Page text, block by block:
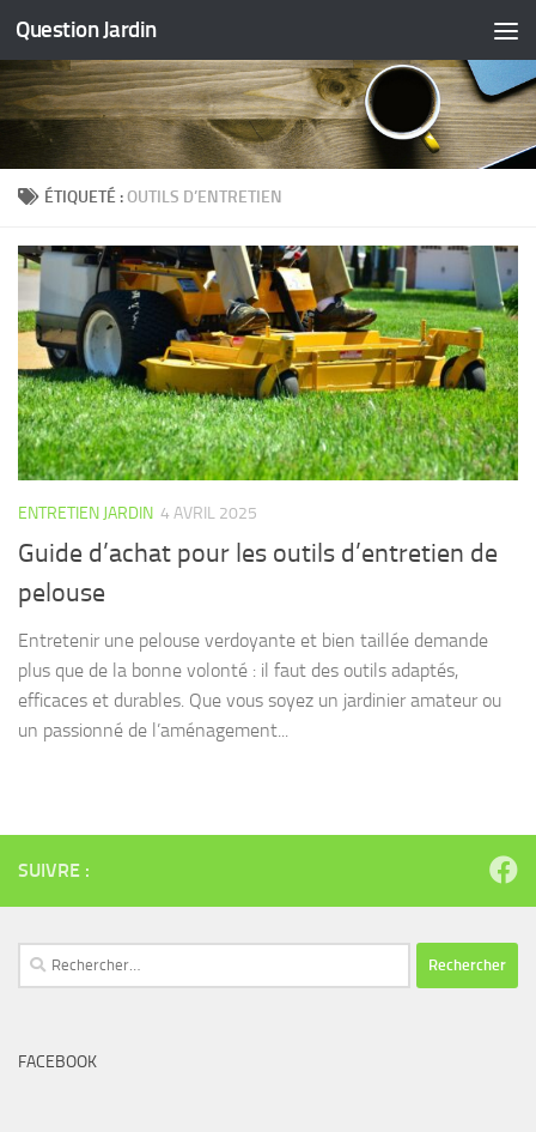
Skip to content
Question Jardin
ÉTIQUETÉ :OUTILS D’ENTRETIEN
ENTRETIEN JARDIN 4 AVRIL 2025
Guide d’achat pour les outils d’entretien de
pelouse
Entretenir une pelouse verdoyante et bien taillée demande
plus que de la bonne volonté : il faut des outils adaptés,
efficaces et durables. Que vous soyez un jardinier amateur ou
un passionné de l’aménagement...
SUIVRE :
Rechercher :
FACEBOOK